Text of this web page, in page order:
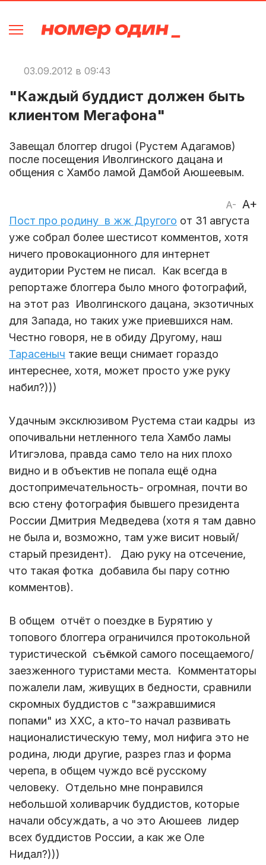
03.09.2012 в 09:43
"Каждый буддист должен быть
клиентом Мегафона"
Завещал блоггер drugoi (Рустем Адагамов)
после посещения Иволгинского дацана и
общения с Хамбо ламой Дамбой Аюшеевым.
A- A+
Пост про родину в жж Другого от 31 августа
уже собрал более шестисот комментов, хотя
ничего провокационного для интернет
аудитории Рустем не писал. Как всегда в
репортаже блоггера было много фотографий,
на этот раз Иволгинского дацана, экзотичных
для Запада, но таких уже приевшихся нам.
Честно говоря, не в обиду Другому, наш
Тарасеныч такие вещи снимает гораздо
интереснее, хотя, может просто уже руку
набил?)))
Удачным эксклюзивом Рустема стаи кадры из
опочивальни нетленного тела Хамбо ламы
Итигэлова, правда само тело на них плохо
видно и в объектив не попала ещё одна
достопримечательность- огромная, почти во
всю стену фотография бывшего президента
России Дмитрия Медведева (хотя я там давно
не была и, возможно, там уже висит новый/
старый президент). Даю руку на отсечение,
что такая фотка добавила бы пару сотню
комментов).
В общем отчёт о поездке в Бурятию у
топового блоггера ограничился протокольной
туристической съёмкой самого посещаемого/
заезженного туристами места. Комментаторы
пожалели лам, живущих в бедности, сравнили
скромных буддистов с "зажравшимися
попами" из ХХС, а кто-то начал развивать
националистическую тему, мол нифига это не
родина, люди другие, разрез глаз и форма
черепа, в общем чуждо всё русскому
человеку. Отдельно мне понравился
небольшой холиварчик буддистов, которые
начали обсуждать, а чо это Аюшеев лидер
всех буддистов России, а как же Оле
Нидал?)))